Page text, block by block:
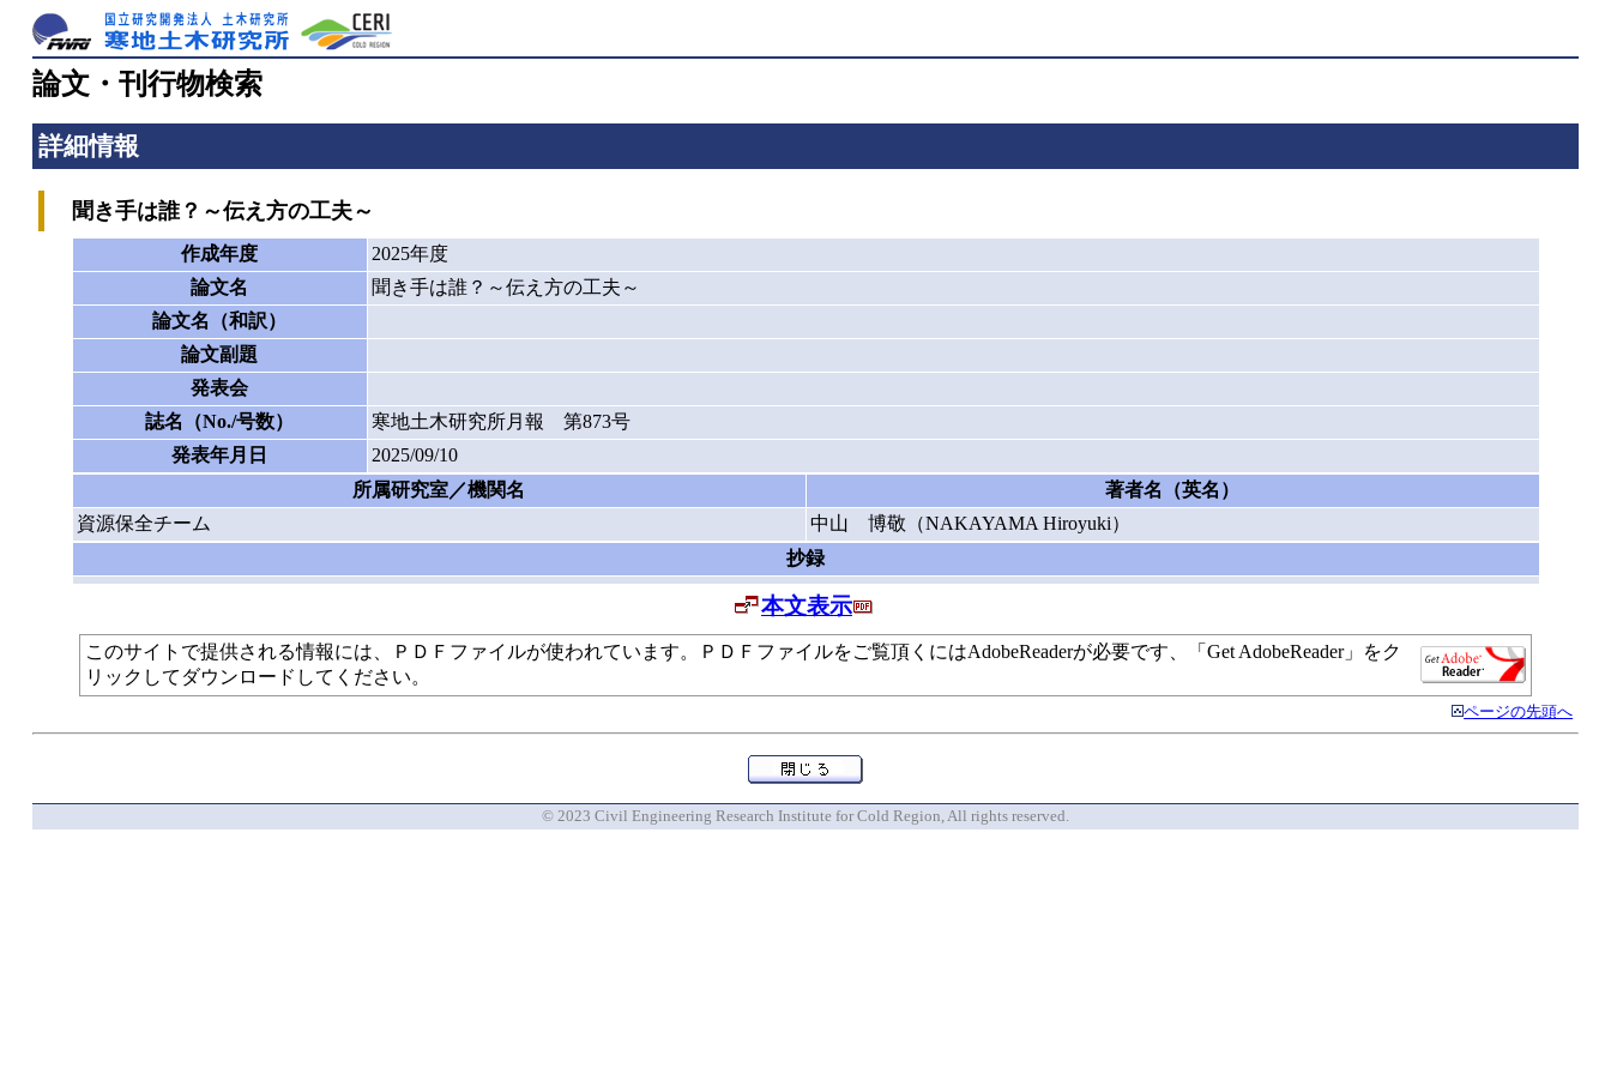
論文・刊行物検索
詳細情報
聞き手は誰？～伝え方の工夫～
作成年度
2025年度
論文名
聞き手は誰？～伝え方の工夫～
論文名（和訳）
論文副題
発表会
誌名（No./号数）
寒地土木研究所月報 第873号
発表年月日
2025/09/10
所属研究室／機関名
著者名（英名）
資源保全チーム
中山 博敬（NAKAYAMA Hiroyuki）
抄録
本文表示
このサイトで提供される情報には、ＰＤＦファイルが使われています。ＰＤＦファイルをご覧頂くにはAdobeReaderが必要です、「Get AdobeReader」をク
リックしてダウンロードしてください。
ページの先頭へ
© 2023 Civil Engineering Research Institute for Cold Region, All rights reserved.